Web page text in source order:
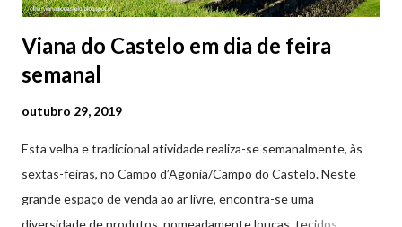
Viana do Castelo em dia de feira
semanal
outubro 29, 2019
Esta velha e tradicional atividade realiza-se semanalmente, às
sextas-feiras, no Campo d’Agonia/Campo do Castelo. Neste
grande espaço de venda ao ar livre, encontra-se uma
diversidade de produtos, nomeadamente louças, tecidos,